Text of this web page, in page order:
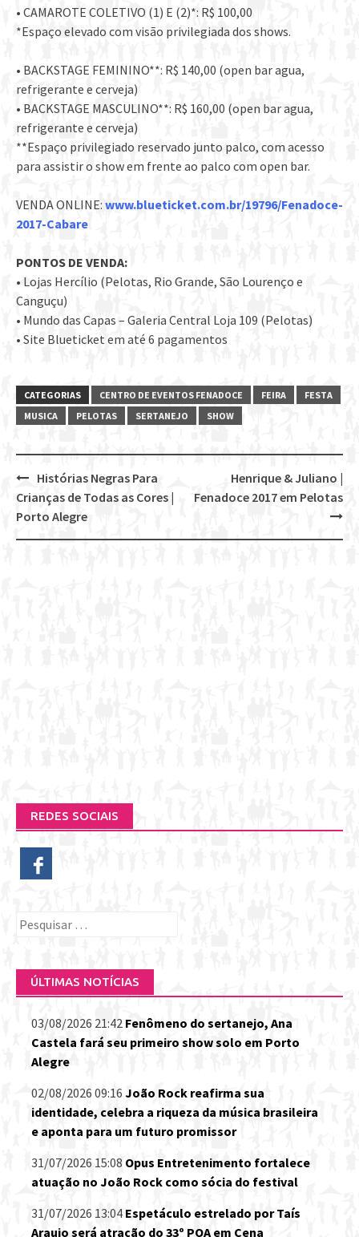
• CAMAROTE COLETIVO (1) E (2)*: R$ 100,00
*Espaço elevado com visão privilegiada dos shows.
• BACKSTAGE FEMININO**: R$ 140,00 (open bar agua,
refrigerante e cerveja)
• BACKSTAGE MASCULINO**: R$ 160,00 (open bar agua,
refrigerante e cerveja)
**Espaço privilegiado reservado junto palco, com acesso
para assistir o show em frente ao palco com open bar.
VENDA ONLINE: www.blueticket.com.br/19796/Fenadoce-
2017-Cabare
PONTOS DE VENDA:
• Lojas Hercílio (Pelotas, Rio Grande, São Lourenço e
Canguçu)
• Mundo das Capas – Galeria Central Loja 109 (Pelotas)
• Site Blueticket em até 6 pagamentos
CATEGORIAS CENTRO DE EVENTOS FENADOCE FEIRA
FESTA
MUSICA
PELOTAS SERTANEJO SHOW
Post
navigation
Henrique & Juliano |
Fenadoce 2017 em Pelotas
Histórias Negras Para
Crianças de Todas as Cores |
Porto Alegre
REDES SOCIAIS
Pesquisar
ÚLTIMAS NOTÍCIAS
03/08/2026 21:42 Fenômeno do sertanejo, Ana
Castela fará seu primeiro show solo em Porto
Alegre
02/08/2026 09:16 João Rock reafirma sua
identidade, celebra a riqueza da música brasileira
e aponta para um futuro promissor
31/07/2026 15:08 Opus Entretenimento fortalece
atuação no João Rock como sócia do festival
31/07/2026 13:04 Espetáculo estrelado por Taís
Araujo será atração do 33º POA em Cena